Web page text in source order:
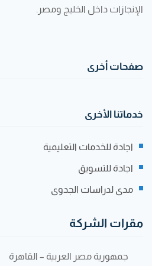
الإنجازات داخل الخليج ومصر.
صفحات أخرى
خدماتنا الأخرى
اجادة للخدمات التعليمية
اجادة للتسويق
مدى لدراسات الجدوى
مقرات الشركة
جمهورية مصر العربية – القاهرة